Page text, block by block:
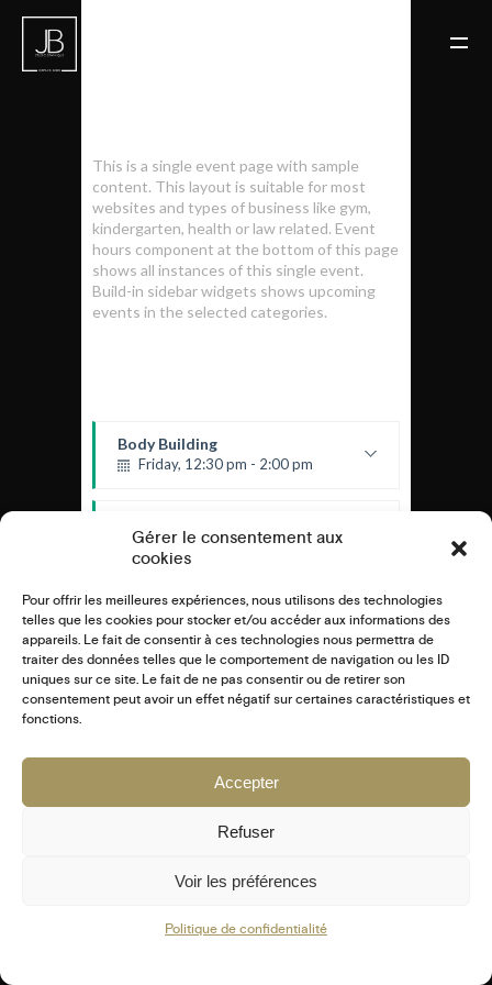
Gérer le consentement aux
cookies
Pour offrir les meilleures expériences, nous utilisons des technologies
telles que les cookies pour stocker et/ou accéder aux informations des
appareils. Le fait de consentir à ces technologies nous permettra de
traiter des données telles que le comportement de navigation ou les ID
uniques sur ce site. Le fait de ne pas consentir ou de retirer son
consentement peut avoir un effet négatif sur certaines caractéristiques et
fonctions.
Accepter
Refuser
Voir les préférences
Politique de confidentialité
This is a single event page with sample
content. This layout is suitable for most
websites and types of business like gym,
kindergarten, health or law related. Event
hours component at the bottom of this page
shows all instances of this single event.
Build-in sidebar widgets shows upcoming
events in the selected categories.
Body Building
Friday, 12:30 pm - 2:00 pm
Friday, 2:00 pm - 3:00 pm
Robert Bandana
Zumba
Friday, 3:00 pm - 4:00 pm
Preschool class
Emma Brown
Zumba
Friday, 5:00 pm - 6:30 pm
Emma Brown
Open Gym
Friday, 7:00 am - 9:00 am
Mark Moreau
Body Building
Weightlifting